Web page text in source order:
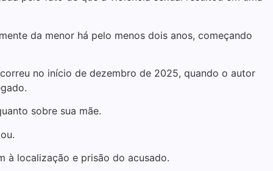
da menor há pelo menos dois anos, começando
no início de dezembro de 2025, quando o autor
sobre sua mãe.
à localização e prisão do acusado.